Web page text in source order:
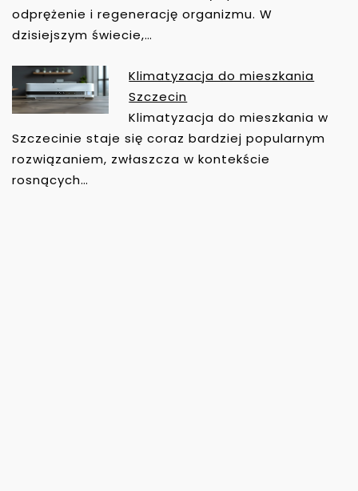
odprężenie i regenerację organizmu. W
dzisiejszym świecie,…
Klimatyzacja do mieszkania
Szczecin
Klimatyzacja do mieszkania w
Szczecinie staje się coraz bardziej popularnym
rozwiązaniem, zwłaszcza w kontekście
rosnących…